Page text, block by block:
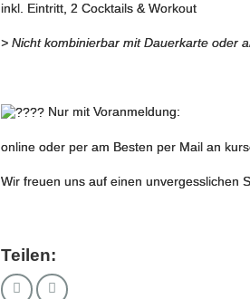
inkl. Eintritt, 2 Cocktails & Workout
> Nicht kombinierbar mit Dauerkarte oder
Nur mit Voranmeldung:
online oder per am Besten per Mail an
Wir freuen uns auf einen unvergesslichen
Teilen: